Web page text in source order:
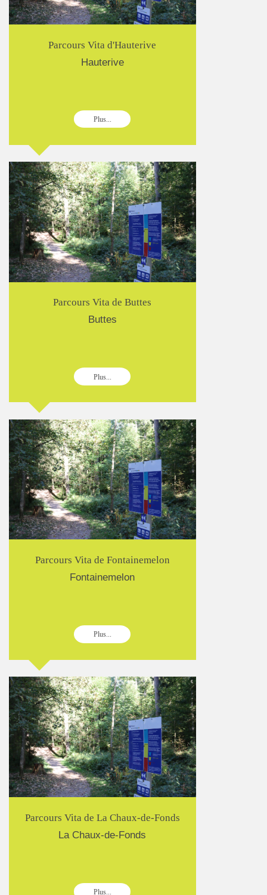
Parcours Vita d'Hauterive
Hauterive
Plus...
Parcours Vita de Buttes
Buttes
Plus...
Parcours Vita de Fontainemelon
Fontainemelon
Plus...
Parcours Vita de La Chaux-de-Fonds
La Chaux-de-Fonds
Plus...